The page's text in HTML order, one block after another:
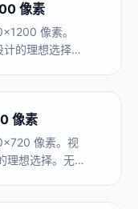
像素
像素。
的理想选择。
像素
像素。视
理想选择。无需